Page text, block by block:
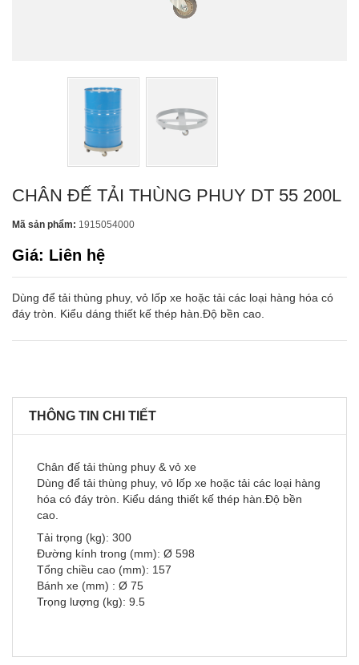
CHÂN ĐẾ TẢI THÙNG PHUY DT 55 200L
Mã sản phẩm: 1915054000
Giá: Liên hệ
Dùng để tải thùng phuy, vỏ lốp xe hoặc tải các loại hàng hóa có
đáy tròn. Kiểu dáng thiết kế thép hàn.Độ bền cao.
THÔNG TIN CHI TIẾT
Chân đế tải thùng phuy & vỏ xe
Dùng để tải thùng phuy, vỏ lốp xe hoặc tải các loại hàng
hóa có đáy tròn. Kiểu dáng thiết kế thép hàn.Độ bền
cao.
Tải trọng (kg): 300
Đường kính trong (mm): Ø 598
Tổng chiều cao (mm): 157
Bánh xe (mm) : Ø 75
Trọng lượng (kg): 9.5